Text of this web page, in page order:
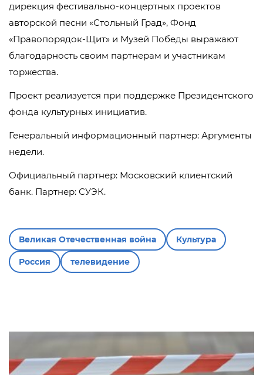
дирекция фестивально-концертных проектов
авторской песни «Стольный Град», Фонд
«Правопорядок-Щит» и Музей Победы выражают
благодарность своим партнерам и участникам
торжества.
Проект реализуется при поддержке Президентского
фонда культурных инициатив.
Генеральный информационный партнер: Аргументы
недели.
Официальный партнер: Московский клиентский
банк. Партнер: СУЭК.
Великая Отечественная война Культура
Россия телевидение